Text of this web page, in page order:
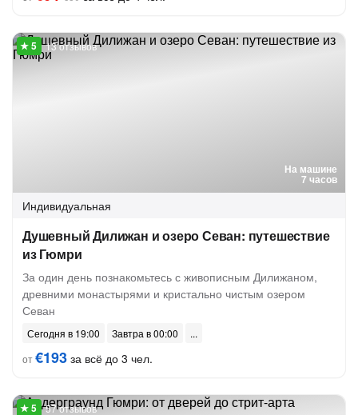
На машине
7 часов
13 отзывов
Индивидуальная
Душевный Дилижан и озеро Севан: путешествие
из Гюмри
За один день познакомьтесь с живописным Дилижаном,
древними монастырями и кристально чистым озером
Севан
Сегодня в 19:00
Завтра в 00:00
от€193 за всё до 3 чел.
57 отзывов